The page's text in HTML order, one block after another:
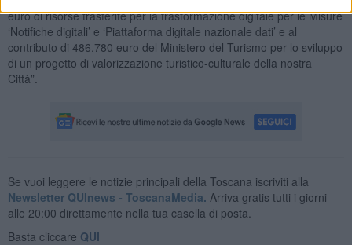
euro di risorse trasferite per la trasformazione digitale per le Misure
‘Notifiche digitali’ e ‘Piattaforma digitale nazionale dati’ e al
contributo di 486.780 euro del Ministero del Turismo per lo sviluppo
di un progetto di valorizzazione turistico-culturale della nostra
Città”.
Se vuoi leggere le notizie principali della Toscana iscriviti alla
Newsletter QUInews - ToscanaMedia. Arriva gratis tutti i giorni
alle 20:00 direttamente nella tua casella di posta.
Basta cliccare QUI